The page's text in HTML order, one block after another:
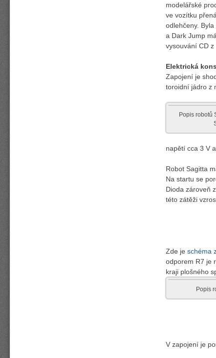
modelářské
ve vozítku
odlehčeny.
a Dark Jump
vysouvání CD
Elektrická
Zapojení je
toroidní jádro z
Popis robotů
napětí cca 3 V
Robot Sagitta
Na startu se
Dioda zároveň
této zátěži
Zde je schéma
odporem R7 je
kraji plošného
Popis
V zapojení je